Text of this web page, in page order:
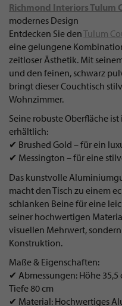
Richmond Interiors Tulum
modernes Design
Entdecken Sie denTulum
eine gelungene
zeitloser Ästhetik. Mit
und den feinen, schwarz
bringt dieser Couchtisch
Wohnzimmer.
Seine robuste Oberfläche
erhältlich:
✔ Brushed Gold – für ein
✔ Messington – für eine
Das kunstvolle
macht den Tisch zu einem
schlanken Beine für eine
seiner hochwertigen
visuellen Mehrwert,
Konstruktion.
Maße & Eigenschaften:
✔ Abmessungen: Höhe 35,5
Tiefe 80 cm
✔ Material: Hochwertiges